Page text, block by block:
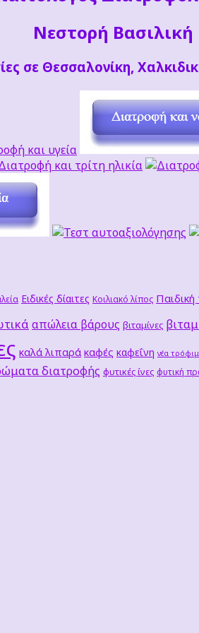
Νεστορή Βασιλική
σε Θεσσαλονίκη,
Ειδικές δίαιτες Κοιλιακό λίπος
απώλεια βάρους βιταμίνες
καλά λιπαρά καφές καφεΐνη νέα
διατροφής φυτικές ίνες φυτική